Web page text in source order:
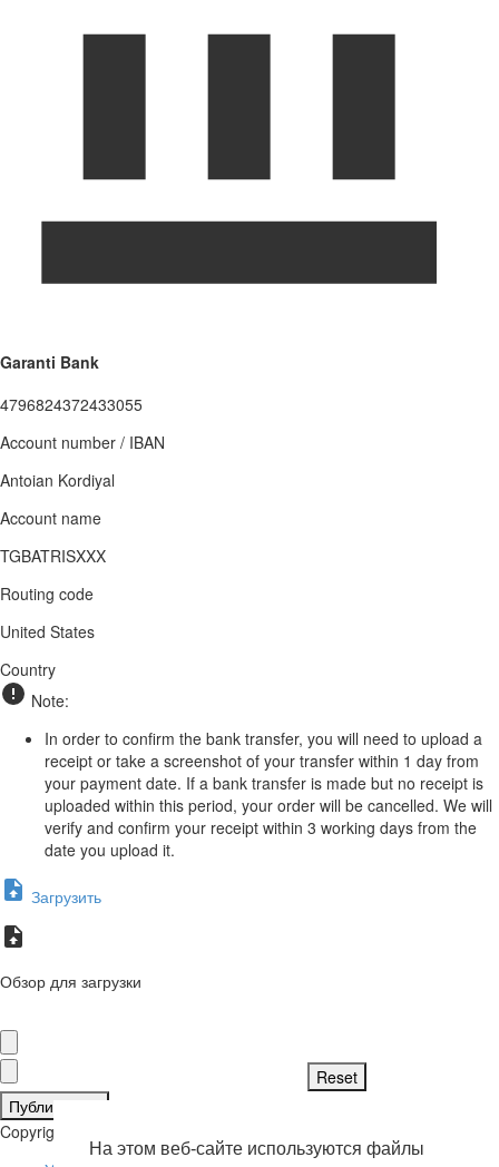
На этом веб-сайте используются файлы
Garanti Bank
4796824372433055
Account number / IBAN
Antoian Kordiyal
Account name
TGBATRISXXX
Routing code
United States
Country
Note:
In order to confirm the bank transfer, you will need to upload a
receipt or take a screenshot of your transfer within 1 day from
your payment date. If a bank transfer is made but no receipt is
uploaded within this period, your order will be cancelled. We will
verify and confirm your receipt within 3 working days from the
date you upload it.
Загрузить
Обзор для загрузки
Публиковать
Copyright © 2026 . Все права защищены.